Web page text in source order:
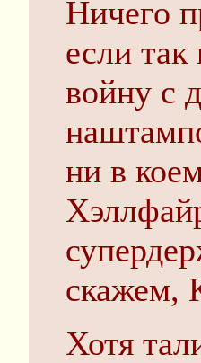
Ничего
если
войну с
ни в
скажем,
Хотя